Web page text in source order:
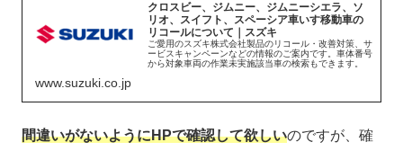
クロスビー、ジムニー、ジムニーシエラ、ソ
リオ、スイフト、スペーシア車いす移動車の
リコールについて｜スズキ
ご愛用のスズキ株式会社製品のリコール・改善対策、サ
ービスキャンペーンなどの情報のご案内です。車体番号
から対象車両の作業未実施該当車の検索もできます。
www.suzuki.co.jp
間違いがないようにHPで確認して欲しいのですが、確